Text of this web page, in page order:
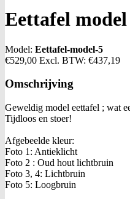
Eettafel model
Model: Eettafel-model-5
€529,00 Excl. BTW: €437,19
Omschrijving
Geweldig model eettafel ; wat
Tijdloos en stoer!
Afgebeelde kleur:
Foto 1: Antieklicht
Foto 2 : Oud hout lichtbruin
Foto 3, 4: Lichtbruin
Foto 5: Loogbruin